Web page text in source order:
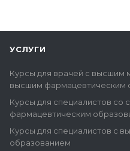
УСЛУГИ
Курсы для врачей с высшим
высшим фармацевтическим
Курсы для специалистов со
фармацевтическим
Курсы для специалистов с
образованием